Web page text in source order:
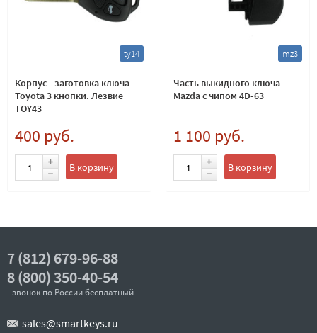
ty14
Корпус - заготовка ключа
Toyota 3 кнопки. Лезвие
TOY43
400 руб.
В корзину
mz3
Часть выкидного ключа
Mazda с чипом 4D-63
1 100 руб.
В корзину
7 (812) 679-96-88
8 (800) 350-40-54
- звонок по России бесплатный -
sales@smartkeys.ru